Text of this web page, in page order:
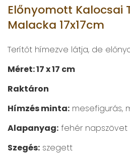
Előnyomott Kalocsai
Malacka 17x17cm
Terítőt hímezve látja, de
Méret: 17 x 17 cm
Raktáron
Hímzés minta: mesefigurás,
Alapanyag: fehér napszövet
Szegés: szegett